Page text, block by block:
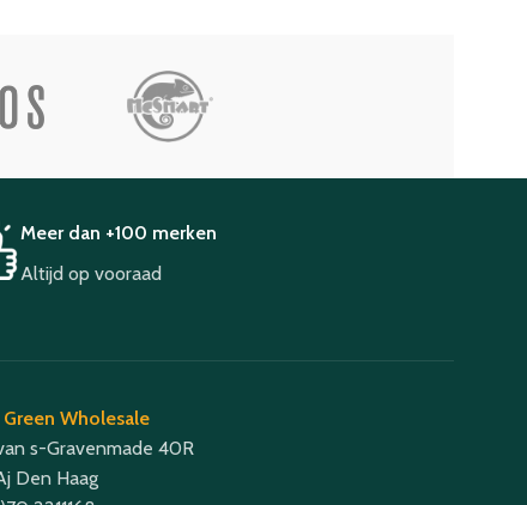
Meer dan +100 merken
Altijd op vooraad
Green Wholesale
s-Gravenmade 40R
Den Haag